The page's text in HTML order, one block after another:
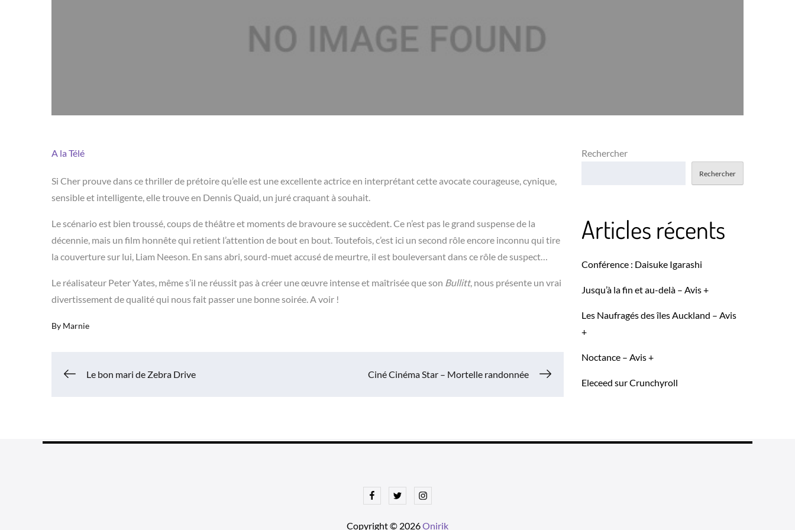
A la Télé
Si Cher prouve dans ce thriller de prétoire qu’elle est une excellente actrice en interprétant cette avocate courageuse, cynique,
sensible et intelligente, elle trouve en Dennis Quaid, un juré craquant à souhait.
Le scénario est bien troussé, coups de théâtre et moments de bravoure se succèdent. Ce n’est pas le grand suspense de la
décennie, mais un film honnête qui retient l’attention de bout en bout. Toutefois, c’est ici un second rôle encore inconnu qui tire
la couverture sur lui, Liam Neeson. En sans abri, sourd-muet accusé de meurtre, il est bouleversant dans ce rôle de suspect…
Le réalisateur Peter Yates, même s’il ne réussit pas à créer une œuvre intense et maîtrisée que son Bullitt, nous présente un vrai
divertissement de qualité qui nous fait passer une bonne soirée. A voir !
By Marnie
Navigation
l’article
Le bon mari de Zebra Drive Ciné Cinéma Star – Mortelle randonnée
Rechercher
Rechercher
Articles récents
Conférence : Daisuke Igarashi
Jusqu’à la fin et au-delà – Avis +
Les Naufragés des îles Auckland – Avis
+
Noctance – Avis +
Eleceed sur Crunchyroll
FacebookTwitterInstagram
Copyright © 2026Onirik